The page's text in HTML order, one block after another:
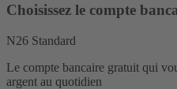
Choisissez le compte
N26 Standard
Le compte bancaire gratuit qui
argent au quotidien